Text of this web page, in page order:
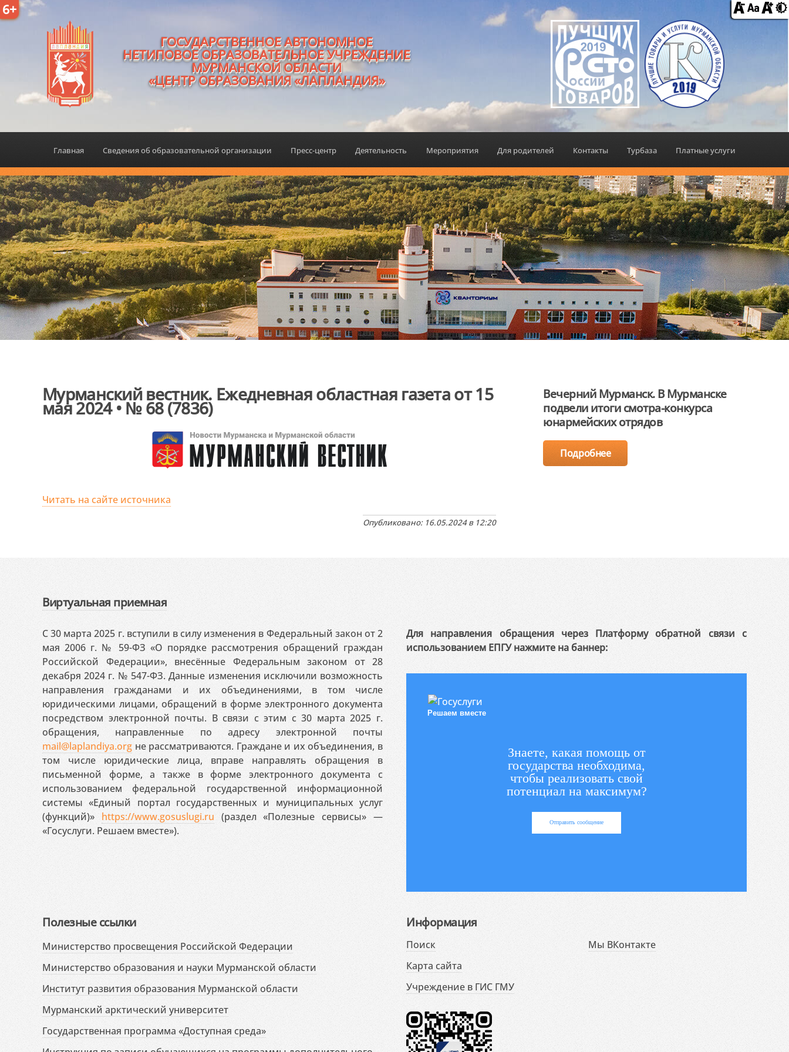
6+
ГОСУДАРСТВЕННОЕ АВТОНОМНОЕ
НЕТИПОВОЕ ОБРАЗОВАТЕЛЬНОЕ УЧРЕЖДЕНИЕ
МУРМАНСКОЙ ОБЛАСТИ
«ЦЕНТР ОБРАЗОВАНИЯ «ЛАПЛАНДИЯ»
Главная Сведения об образовательной организации Пресс-центр Деятельность Мероприятия Для родителей Контакты Турбаза Платные услуги
Мурманский вестник. Ежедневная областная газета от 15
мая 2024 • № 68 (7836)
Читать на сайте источника
Опубликовано: 16.05.2024 в 12:20
Вечерний Мурманск. В Мурманске
подвели итоги смотра-конкурса
юнармейских отрядов
Подробнее
Виртуальная приемная
С 30 марта 2025 г. вступили в силу изменения в Федеральный закон от 2
мая 2006 г. № 59-ФЗ «О порядке рассмотрения обращений граждан
Российской Федерации», внесённые Федеральным законом от 28
декабря 2024 г. № 547-ФЗ. Данные изменения исключили возможность
направления гражданами и их объединениями, в том числе
юридическими лицами, обращений в форме электронного документа
посредством электронной почты. В связи с этим с 30 марта 2025 г.
обращения, направленные по адресу электронной почты
mail@laplandiya.org не рассматриваются. Граждане и их объединения, в
том числе юридические лица, вправе направлять обращения в
письменной форме, а также в форме электронного документа с
использованием федеральной государственной информационной
системы «Единый портал государственных и муниципальных услуг
(функций)» https://www.gosuslugi.ru (раздел «Полезные сервисы» —
«Госуслуги. Решаем вместе»).
Для направления обращения через Платформу обратной связи с
использованием ЕПГУ нажмите на баннер:
Решаем вместе
Знаете, какая помощь от
государства необходима,
чтобы реализовать свой
потенциал на максимум?
Отправить сообщение
Полезные ссылки
Министерство просвещения Российской Федерации
Министерство образования и науки Мурманской области
Институт развития образования Мурманской области
Мурманский арктический университет
Государственная программа «Доступная среда»
Информация
Поиск
Карта сайта
Учреждение в ГИС ГМУ
Мы ВКонтакте